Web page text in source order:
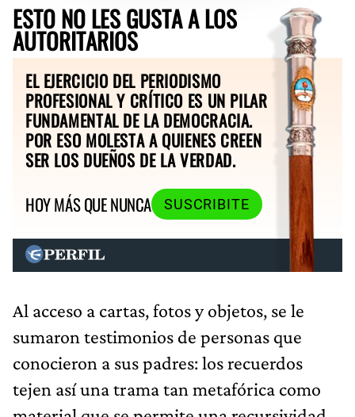
ESTO NO LES GUSTA A LOS
AUTORITARIOS
EL EJERCICIO DEL PERIODISMO
PROFESIONAL Y CRÍTICO ES UN PILAR
FUNDAMENTAL DE LA DEMOCRACIA.
POR ESO MOLESTA A QUIENES CREEN
SER LOS DUEÑOS DE LA VERDAD.
HOY MÁS QUE NUNCA
SUSCRIBITE
Al acceso a cartas, fotos y objetos, se le
sumaron testimonios de personas que
conocieron a sus padres: los recuerdos
tejen así una trama tan metafórica como